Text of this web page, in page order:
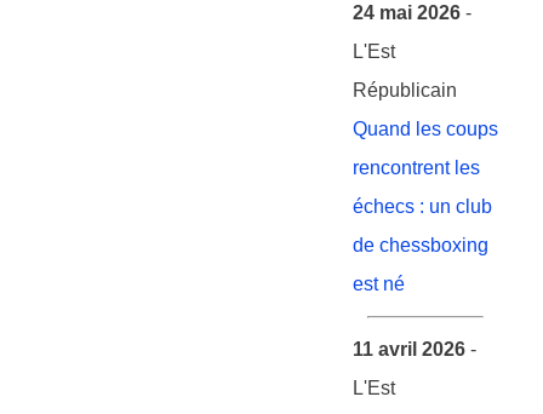
24 mai 2026-
L'Est
Républicain
Quand les coups
rencontrent les
échecs : un club
de chessboxing
est né
11 avril 2026-
L'Est